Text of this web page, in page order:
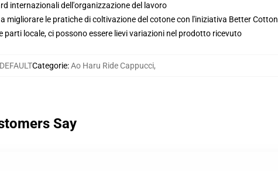
internazionali dell'organizzazione del lavoro
le pratiche di coltivazione del cotone con l'iniziativa Better Cotton
locale, ci possono essere lievi variazioni nel prodotto ricevuto
Categorie:Ao Haru Ride Cappucci,
Say